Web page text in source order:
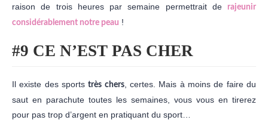
raison de trois heures par semaine permettrait de
rajeunir
considérablement notre peau !
#9 CE N’EST PAS CHER
Il existe des sportstrès chers, certes. Mais à moins de faire du
saut en parachute toutes les semaines, vous vous en tirerez
pour pas trop d’argent en pratiquant du sport…